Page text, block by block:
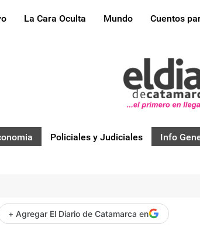
La Cara Oculta Mundo Cuentos
Policiales y Judiciales Info
+ Agregar El Diario de Catamarca en